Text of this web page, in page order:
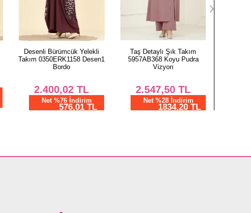
99
99
Göğüs
Boy
94
113
108
113
Taş Detaylı Şık Takım
5957AB368 Koyu Pudra
Vizyon
2.547,50 TL
Net %28 İndirim
1834,20 TL
Puantiye Desenli Tunik
167NZRK1200 Çağla
Net %28 İndirim
693,01 TL